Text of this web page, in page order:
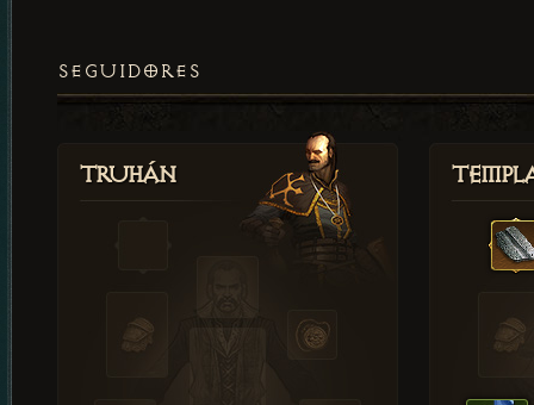
SEGUIDORES
Truhán